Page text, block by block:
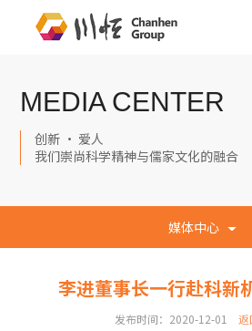
MEDIA CENTER
创新 · 爱人
我们崇尚科学精神与儒家文化的融合
媒体中心
李进董事长一行赴科新
发布时间：2020-12-01 返